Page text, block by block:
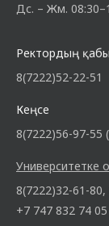
Дс. – Жм.
Ректордың
8(7222)52-22-51
Кеңсе
8(7222)56-97-55
Университетке
8(7222)32-61-
+7 747 832 74